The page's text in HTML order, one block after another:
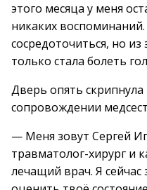
этого месяца у меня
никаких
сосредоточиться, но
только стала болеть
Дверь опять
сопровождении
— Меня зовут Сергей
травматолог-хирург и
лечащий врач. Я